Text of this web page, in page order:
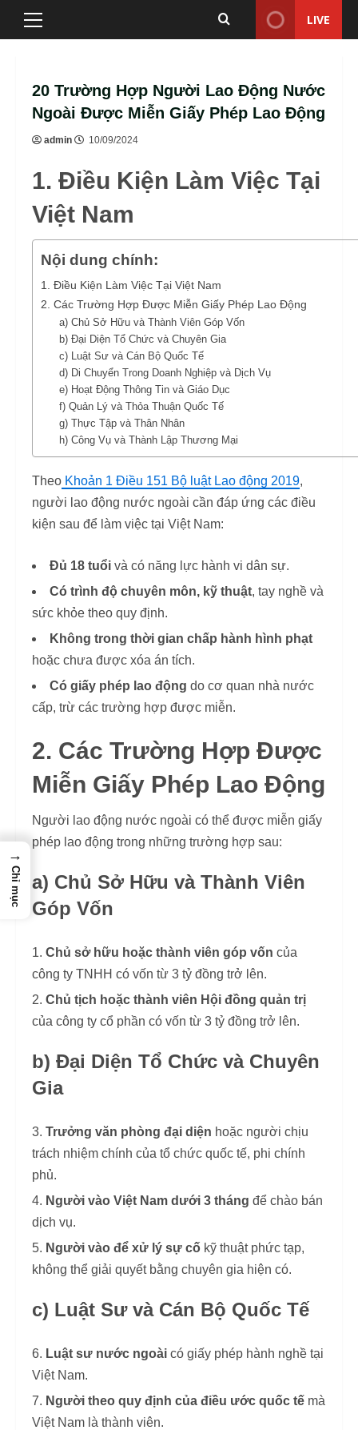
Skip
Primary
LIVE
20 Trường Hợp Người Lao Động Nước
Ngoài Được Miễn Giấy Phép Lao Động
admin 10/09/2024
1. Điều Kiện Làm Việc Tại
Việt Nam
Nội dung chính:
1. Điều Kiện Làm Việc Tại Việt Nam
2. Các Trường Hợp Được Miễn Giấy Phép Lao Động
a) Chủ Sở Hữu và Thành Viên Góp Vốn
b) Đại Diện Tổ Chức và Chuyên Gia
c) Luật Sư và Cán Bộ Quốc Tế
d) Di Chuyển Trong Doanh Nghiệp và Dịch Vụ
e) Hoạt Động Thông Tin và Giáo Dục
f) Quản Lý và Thỏa Thuận Quốc Tế
g) Thực Tập và Thân Nhân
h) Công Vụ và Thành Lập Thương Mại
Theo Khoản 1 Điều 151 Bộ luật Lao động 2019,
người lao động nước ngoài cần đáp ứng các điều
kiện sau để làm việc tại Việt Nam:
Đủ 18 tuổi và có năng lực hành vi dân sự.
Có trình độ chuyên môn, kỹ thuật, tay nghề và
sức khỏe theo quy định.
Không trong thời gian chấp hành hình phạt
hoặc chưa được xóa án tích.
Có giấy phép lao động do cơ quan nhà nước
cấp, trừ các trường hợp được miễn.
2. Các Trường Hợp Được
Miễn Giấy Phép Lao Động
Người lao động nước ngoài có thể được miễn giấy
phép lao động trong những trường hợp sau:
a) Chủ Sở Hữu và Thành Viên
Góp Vốn
Chủ sở hữu hoặc thành viên góp vốn của
công ty TNHH có vốn từ 3 tỷ đồng trở lên.
Chủ tịch hoặc thành viên Hội đồng quản trị
của công ty cổ phần có vốn từ 3 tỷ đồng trở lên.
b) Đại Diện Tổ Chức và Chuyên
Gia
Trưởng văn phòng đại diện hoặc người chịu
trách nhiệm chính của tổ chức quốc tế, phi chính
phủ.
Người vào Việt Nam dưới 3 tháng để chào bán
dịch vụ.
Người vào để xử lý sự cố kỹ thuật phức tạp,
không thể giải quyết bằng chuyên gia hiện có.
c) Luật Sư và Cán Bộ Quốc Tế
Luật sư nước ngoài có giấy phép hành nghề tại
Việt Nam.
Người theo quy định của điều ước quốc tế mà
Việt Nam là thành viên.
→
Chỉ mục